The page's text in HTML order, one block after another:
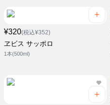
¥320(税込¥352)
ヱビス サッポロ
1本(500ml)